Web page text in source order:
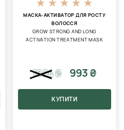
МАСКА-АКТИВАТОР ДЛЯ РОСТУ
ВОЛОССЯ
GROW STRONG AND LONG
ACTIVATION TREATMENT MASK
1604₴ 993 ₴
КУПИТИ